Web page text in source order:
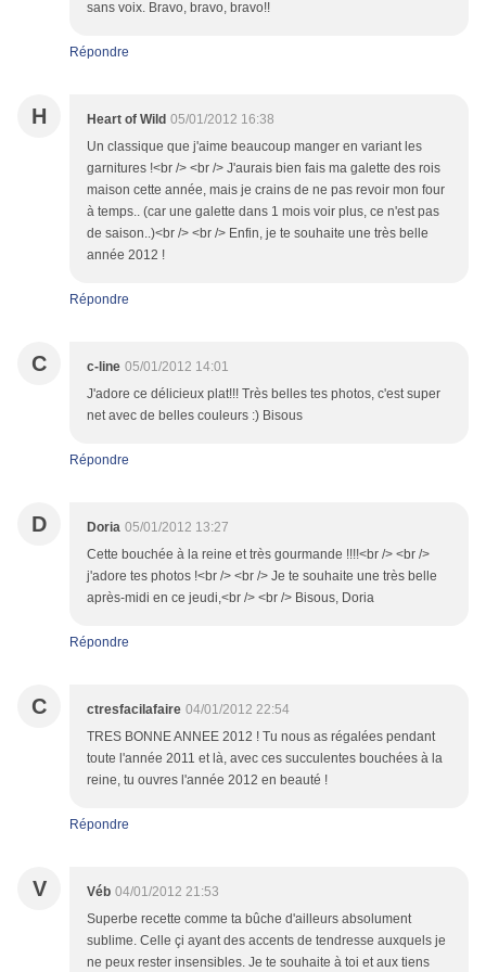
sans voix. Bravo, bravo, bravo!!
Répondre
H Heart of Wild 05/01/2012 16:38
Un classique que j'aime beaucoup manger en variant les
garnitures !<br /> <br /> J'aurais bien fais ma galette des rois
maison cette année, mais je crains de ne pas revoir mon four
à temps.. (car une galette dans 1 mois voir plus, ce n'est pas
de saison..)<br /> <br /> Enfin, je te souhaite une très belle
année 2012 !
Répondre
C c-line 05/01/2012 14:01
J'adore ce délicieux plat!!! Très belles tes photos, c'est super
net avec de belles couleurs :) Bisous
Répondre
D Doria 05/01/2012 13:27
Cette bouchée à la reine et très gourmande !!!!<br /> <br />
j'adore tes photos !<br /> <br /> Je te souhaite une très belle
après-midi en ce jeudi,<br /> <br /> Bisous, Doria
Répondre
C ctresfacilafaire 04/01/2012 22:54
TRES BONNE ANNEE 2012 ! Tu nous as régalées pendant
toute l'année 2011 et là, avec ces succulentes bouchées à la
reine, tu ouvres l'année 2012 en beauté !
Répondre
V Véb 04/01/2012 21:53
Superbe recette comme ta bûche d'ailleurs absolument
sublime. Celle çi ayant des accents de tendresse auxquels je
ne peux rester insensibles. Je te souhaite à toi et aux tiens